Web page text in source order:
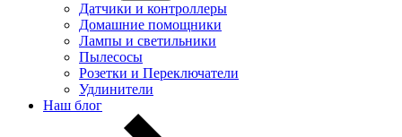
Датчики и контроллеры
Домашние помощники
Лампы и светильники
Пылесосы
Розетки и Переключатели
Удлинители
Наш блог